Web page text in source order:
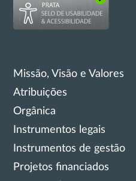
Missão, Visão e Valores
Atribuições
Orgânica
Instrumentos legais
Instrumentos de gestão
Projetos financiados